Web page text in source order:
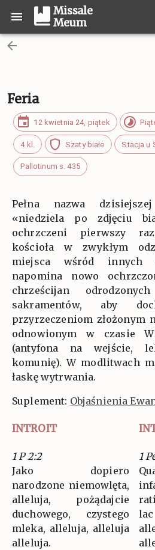
Missale
Meum
Feria
12 kwietnia 24, piątek
4 kl. Szaty białe Stacja u
Pallotinum s. 435
Pełna nazwa
«niedziela po zdjęciu
ochrzczeni pierwszy
kościoła w zwykłym
miejsca wśród innych
napomina nowo
chrześcijan
sakramentów, aby
przyrzeczeniom złożonym
odnowionym w czasie
(antyfona na wejście,
komunię). W modlitwach
łaskę wytrwania.
Suplement: Objaśnienia
INTROIT
1 P 2:2
Jako dopiero
narodzone niemowlęta,
alleluja, pożądajcie
duchowego, czystego
mleka, alleluja, alleluja
alleluja.
1